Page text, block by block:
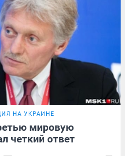
НА УКРАИНЕ
мировую
четкий ответ